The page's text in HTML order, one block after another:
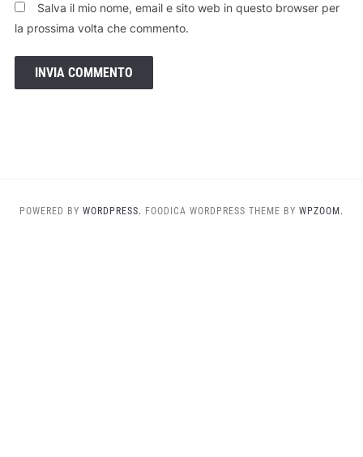
Salva il mio nome, email e sito web in questo browser per
la prossima volta che commento.
POWERED BY WORDPRESS. FOODICA WORDPRESS THEME BY WPZOOM.